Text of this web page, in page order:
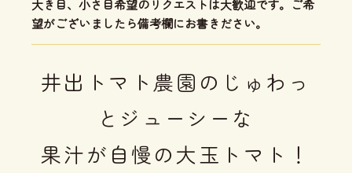
大き目、小さ目希望のリクエストは大歓迎です。ご希
望がございましたら備考欄にお書きださい。
井出トマト農園のじゅわっ
とジューシーな
果汁が自慢の大玉トマト！